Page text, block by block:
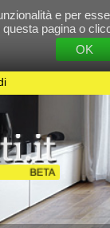
essere sicuri che tu
o cliccando
Cookie
Resina